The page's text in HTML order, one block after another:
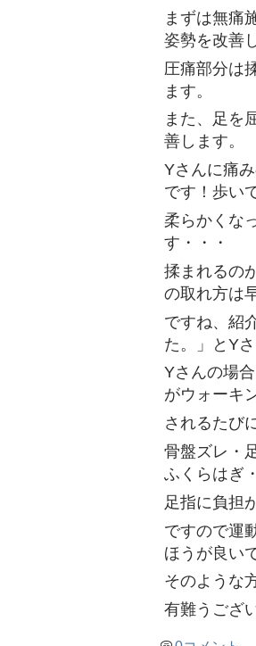
まずは無痛
姿勢を改善
圧痛部分は
ます。
また、足を
善します。
Yさんに痛
です！歩い
柔らかくな
す・・・
揉まれるの
の取れ方は
ですね、紹
た。」とY
Yさんの場
がウォーキ
されるたび
骨盤ズレ・
ふくらはぎ
足指に負担
ですので運
ほうが良い
そのような
有難うござ